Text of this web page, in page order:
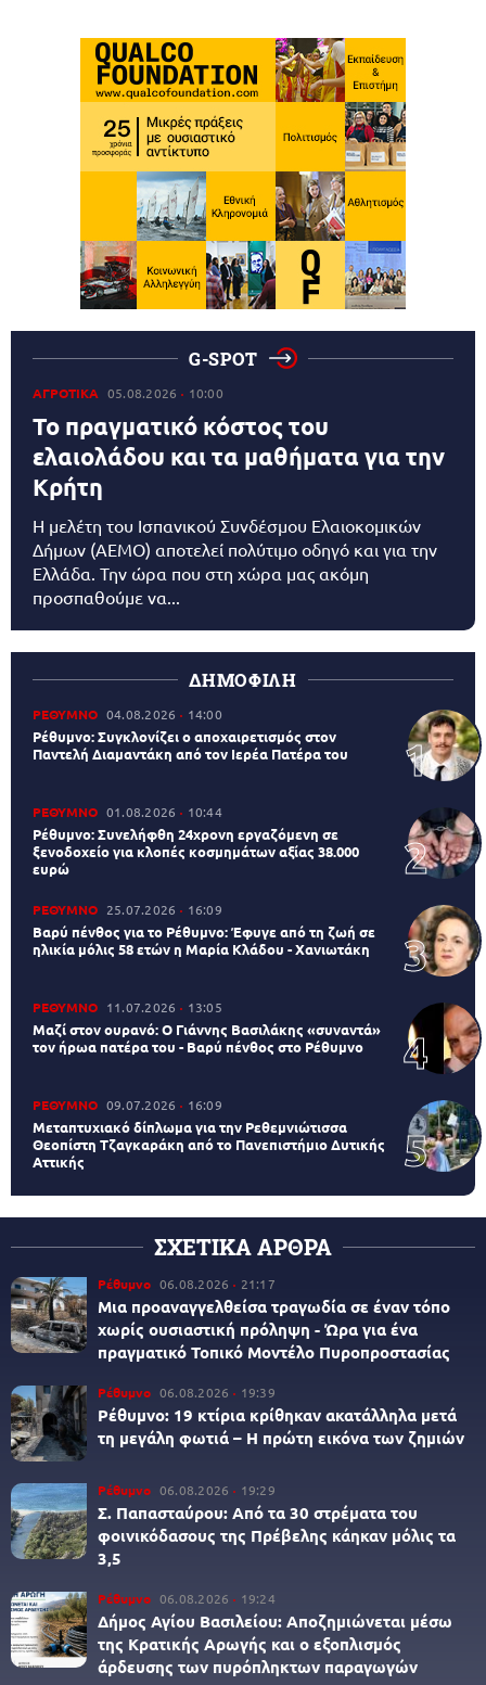
G-SPOT
ΑΓΡΟΤΙΚΑ 05.08.2026 10:00
Το πραγματικό κόστος του
ελαιολάδου και τα μαθήματα για την
Κρήτη
Η μελέτη του Ισπανικού Συνδέσμου Ελαιοκομικών
Δήμων (AEMO) αποτελεί πολύτιμο οδηγό και για την
Ελλάδα. Την ώρα που στη χώρα μας ακόμη
προσπαθούμε να...
ΔΗΜΟΦΙΛΗ
ΡΕΘΥΜΝΟ 04.08.2026 14:00
Ρέθυμνο: Συγκλονίζει ο αποχαιρετισμός στον
Παντελή Διαμαντάκη από τον Ιερέα Πατέρα του
ΡΕΘΥΜΝΟ 01.08.2026 10:44
Ρέθυμνο: Συνελήφθη 24χρονη εργαζόμενη σε
ξενοδοχείο για κλοπές κοσμημάτων αξίας 38.000
ευρώ
ΡΕΘΥΜΝΟ 25.07.2026 16:09
Βαρύ πένθος για το Ρέθυμνο: Έφυγε από τη ζωή σε
ηλικία μόλις 58 ετών η Μαρία Κλάδου - Χανιωτάκη
ΡΕΘΥΜΝΟ 11.07.2026 13:05
Μαζί στον ουρανό: Ο Γιάννης Βασιλάκης «συναντά»
τον ήρωα πατέρα του - Βαρύ πένθος στο Ρέθυμνο
ΡΕΘΥΜΝΟ 09.07.2026 16:09
Μεταπτυχιακό δίπλωμα για την Ρεθεμνιώτισσα
Θεοπίστη Τζαγκαράκη από το Πανεπιστήμιο Δυτικής
Αττικής
ΣΧΕΤΙΚΑ ΑΡΘΡΑ
Ρέθυμνο 06.08.2026 21:17
Μια προαναγγελθείσα τραγωδία σε έναν τόπο
χωρίς ουσιαστική πρόληψη - Ώρα για ένα
πραγματικό Τοπικό Μοντέλο Πυροπροστασίας
Ρέθυμνο 06.08.2026 19:39
Ρέθυμνο: 19 κτίρια κρίθηκαν ακατάλληλα μετά
τη μεγάλη φωτιά – Η πρώτη εικόνα των ζημιών
Ρέθυμνο 06.08.2026 19:29
Σ. Παπασταύρου: Από τα 30 στρέματα του
φοινικόδασους της Πρέβελης κάηκαν μόλις τα
3,5
Ρέθυμνο 06.08.2026 19:24
Δήμος Αγίου Βασιλείου: Αποζημιώνεται μέσω
της Κρατικής Αρωγής και ο εξοπλισμός
άρδευσης των πυρόπληκτων παραγωγών